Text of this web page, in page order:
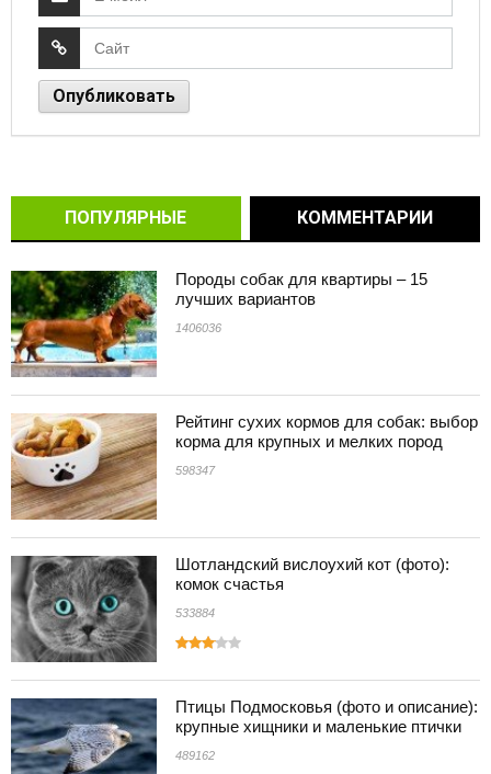
ПОПУЛЯРНЫЕ КОММЕНТАРИИ
Породы собак для квартиры – 15
лучших вариантов
1406036
Рейтинг сухих кормов для собак: выбор
корма для крупных и мелких пород
598347
Шотландский вислоухий кот (фото):
комок счастья
533884
Птицы Подмосковья (фото и описание):
крупные хищники и маленькие птички
489162